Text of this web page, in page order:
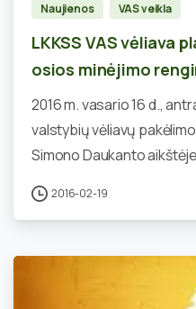
Naujienos VAS veikla
LKKSS VAS vėliava
osios minėjimo
2016 m. vasario 16 d.,
valstybių vėliavų
Simono Daukanto
2016-02-19